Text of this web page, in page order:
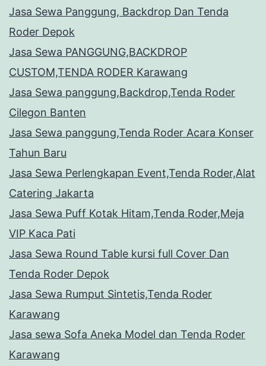
Jasa Sewa Panggung, Backdrop Dan Tenda
Roder Depok
Jasa Sewa PANGGUNG,BACKDROP
CUSTOM,TENDA RODER Karawang
Jasa Sewa panggung,Backdrop,Tenda Roder
Cilegon Banten
Jasa Sewa panggung,Tenda Roder Acara Konser
Tahun Baru
Jasa Sewa Perlengkapan Event,Tenda Roder,Alat
Catering Jakarta
Jasa Sewa Puff Kotak Hitam,Tenda Roder,Meja
VIP Kaca Pati
Jasa Sewa Round Table kursi full Cover Dan
Tenda Roder Depok
Jasa Sewa Rumput Sintetis,Tenda Roder
Karawang
Jasa sewa Sofa Aneka Model dan Tenda Roder
Karawang